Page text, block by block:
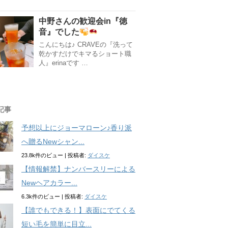
中野さんの歓迎会in『徳
音』でした
こんにちは♪ CRAVEの『洗って
乾かすだけでキマるショート職
人』erinaです …
事
予想以上にジョーマローン♪香り派
へ贈るNewシャン...
23.8k件のビュー | 投稿者: ダイスケ
【情報解禁】ナンバースリーによる
Newヘアカラー...
6.3k件のビュー | 投稿者: ダイスケ
【誰でもできる！】表面にでてくる
短い毛を簡単に目立...